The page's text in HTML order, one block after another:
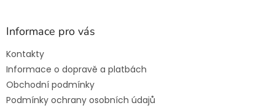
Informace pro vás
Kontakty
Informace o dopravě a platbách
Obchodní podmínky
Podmínky ochrany osobních údajů